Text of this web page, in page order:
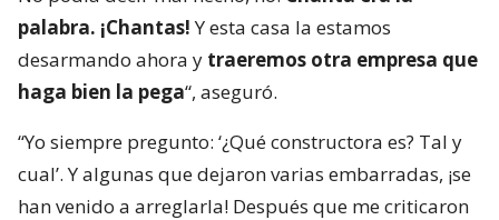
palabra. ¡Chantas!Y esta casa la estamos
desarmando ahora y traeremos otra empresa que
haga bien la pega“, aseguró.
“Yo siempre pregunto: ‘¿Qué constructora es? Tal y
cual’. Y algunas que dejaron varias embarradas, ¡se
han venido a arreglarla! Después que me criticaron